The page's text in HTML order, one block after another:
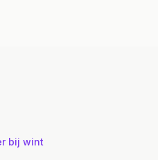
bij wint